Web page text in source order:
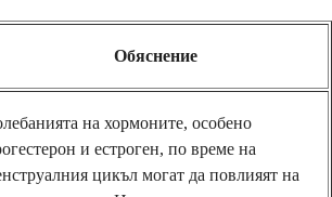
Обяснение
на хормоните, особено
и естроген, по време на
цикъл могат да повлияят на